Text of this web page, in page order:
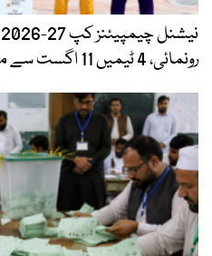
رونمائی، 4 ٹیمیں 11 اگست سے مدمقابل